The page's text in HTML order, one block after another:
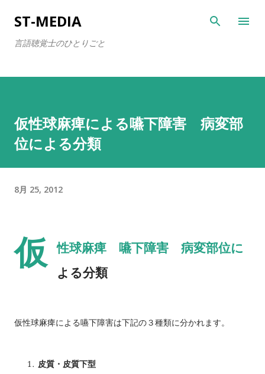
スキップしてメイン コンテンツに移動
ST-MEDIA
言語聴覚士のひとりごと
仮性球麻痺による嚥下障害 病変部
位による分類
8月 25, 2012
仮 性球麻痺 嚥下障害 病変部位に
よる分類
仮性球麻痺による嚥下障害は下記の３種類に分かれます。
皮質・皮質下型